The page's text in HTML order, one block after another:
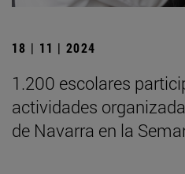
18 | 11 | 2024
1.200 escolares
actividades
de Navarra en la